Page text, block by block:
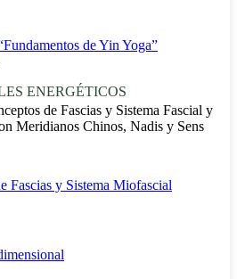
de Yin Yoga”
ENERGÉTICOS
de Fascias y Sistema Fascial y
Meridianos Chinos, Nadis y Sens
Fascias y Sistema Miofascial